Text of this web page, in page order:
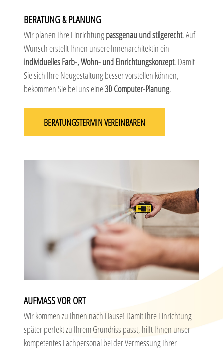
BERATUNG & PLANUNG
Wir planen Ihre Einrichtungpassgenau und stilgerecht. Auf
Wunsch erstellt Ihnen unsere Innenarchitektin ein
individuelles Farb-, Wohn- und Einrichtungskonzept. Damit
Sie sich Ihre Neugestaltung besser vorstellen können,
bekommen Sie bei uns eine3D Computer-Planung.
BERATUNGSTERMIN VEREINBAREN
AUFMASS VOR ORT
Wir kommen zu Ihnen nach Hause! Damit Ihre Einrichtung
später perfekt zu Ihrem Grundriss passt, hilft Ihnen unser
kompetentes Fachpersonal bei der Vermessung Ihrer